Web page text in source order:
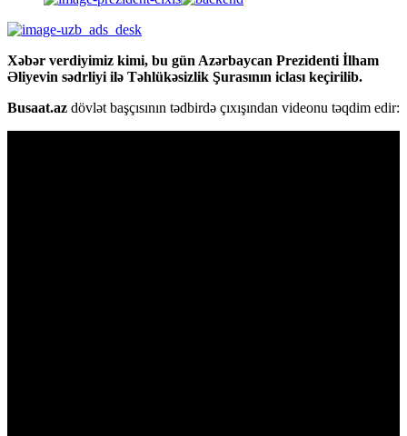
Xəbər verdiyimiz kimi, bu gün Azərbaycan Prezidenti İlham
Əliyevin sədrliyi ilə Təhlükəsizlik Şurasının iclası keçirilib.
Busaat.az dövlət başçısının tədbirdə çıxışından videonu təqdim edir: